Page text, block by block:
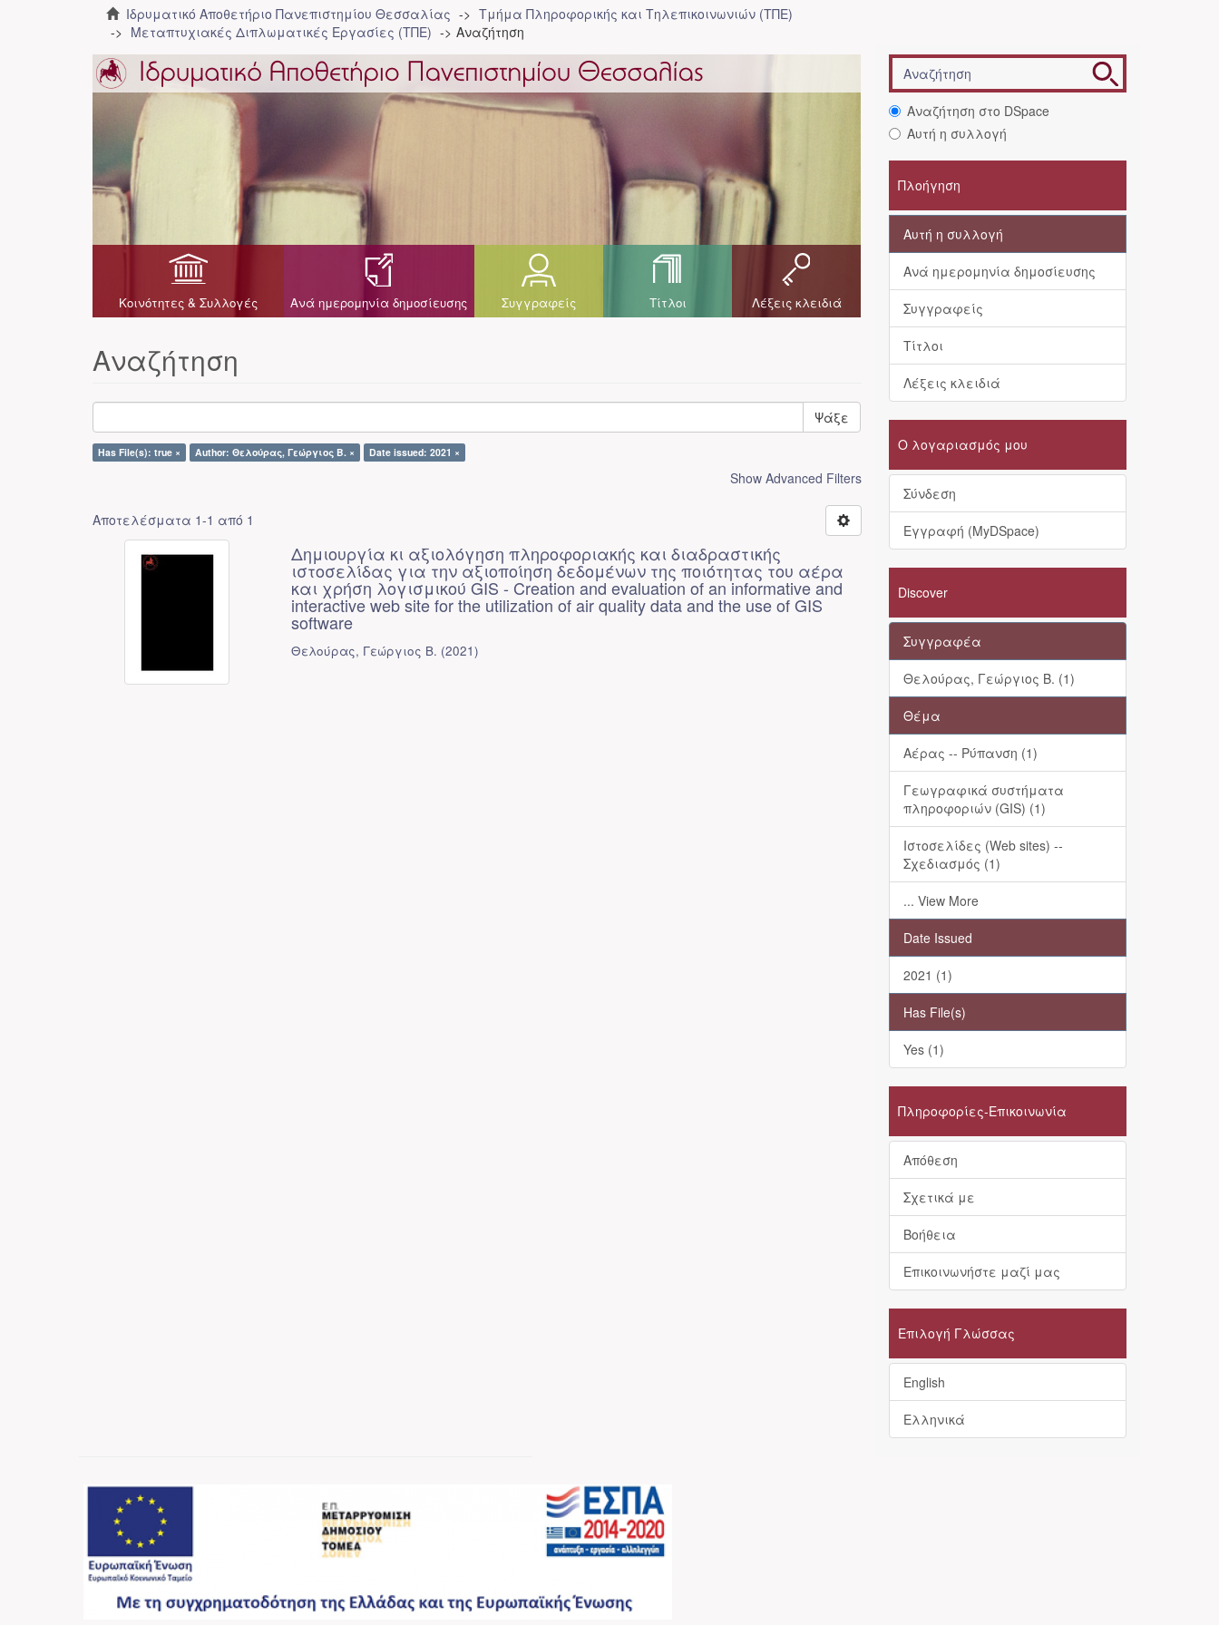
Ιδρυματικό Αποθετήριο Πανεπιστημίου Θεσσαλίας
Τμήμα Πληροφορικής και Τηλεπικοινωνιών (ΤΠΕ)
Μεταπτυχιακές Διπλωματικές Εργασίες (ΤΠΕ)
Αναζήτηση
Κοινότητες & Συλλογές Ανά ημερομηνία δημοσίευσης Συγγραφείς Τίτλοι Λέξεις κλειδιά
Αναζήτηση
Ψάξε
Has File(s): true × Author: Θελούρας, Γεώργιος Β. × Date issued: 2021 ×
Show Advanced Filters
Αποτελέσματα 1-1 από 1
Δημιουργία κι αξιολόγηση πληροφοριακής και διαδραστικής
ιστοσελίδας για την αξιοποίηση δεδομένων της ποιότητας του αέρα
και χρήση λογισμικού GIS - Creation and evaluation of an informative and
interactive web site for the utilization of air quality data and the use of GIS
software
Θελούρας, Γεώργιος Β. (2021)
Αναζήτηση στο DSpace
Αυτή η συλλογή
Πλοήγηση
Αυτή η συλλογή
Ανά ημερομηνία δημοσίευσης
Συγγραφείς
Τίτλοι
Λέξεις κλειδιά
Ο λογαριασμός μου
Σύνδεση
Εγγραφή (MyDSpace)
Discover
Συγγραφέα
Θελούρας, Γεώργιος Β. (1)
Θέμα
Αέρας -- Ρύπανση (1)
Γεωγραφικά συστήματα
πληροφοριών (GIS) (1)
Ιστοσελίδες (Web sites) --
Σχεδιασμός (1)
... View More
Date Issued
2021 (1)
Has File(s)
Yes (1)
Πληροφορίες-Επικοινωνία
Απόθεση
Σχετικά με
Βοήθεια
Επικοινωνήστε μαζί μας
Επιλογή Γλώσσας
English
Ελληνικά